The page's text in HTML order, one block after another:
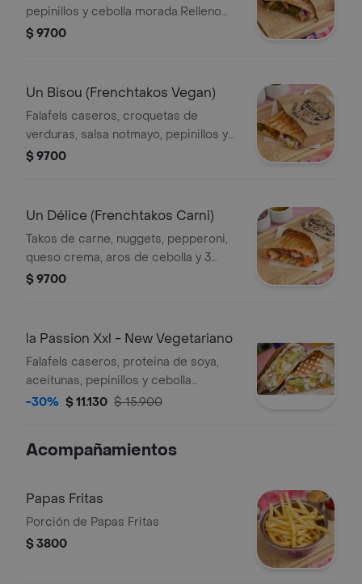
pepinillos y cebolla morada.Relleno
con papas fritas y nuestra salsa de
$ 9700
Un Bisou (Frenchtakos Vegan)
Falafels caseros, croquetas de
verduras, salsa notmayo, pepinillos y
cebolla morada relleno con papas
$ 9700
Un Délice (Frenchtakos Carni)
Takos de carne, nuggets, pepperoni,
queso crema, aros de cebolla y 3
salsas a elección. Relleno con papas
$ 9700
la Passion Xxl - New Vegetariano
Falafels caseros, proteina de soya,
aceitunas, pepinillos y cebolla
morada. relleno con papas fritas y
-30% $ 11.130 $ 15.900
Acompañamientos
Papas Fritas
Porción de Papas Fritas
$ 3800